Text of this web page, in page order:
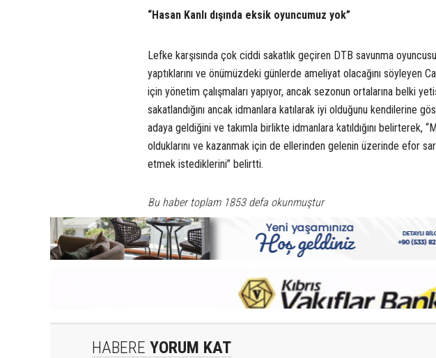
“Hasan Kanlı dışında eksik oyuncumuz yok”
Lefke karşısında çok ciddi sakatlık geçiren DTB savunma
yaptıklarını ve önümüzdeki günlerde ameliyat olacağını söyleyen
için yönetim çalışmaları yapıyor, ancak sezonun ortalarına belki
sakatlandığını ancak idmanlara katılarak iyi olduğunu kendilerine
adaya geldiğini ve takımla birlikte idmanlara katıldığını belirterek,
olduklarını ve kazanmak için de ellerinden gelenin üzerinde efor
etmek istediklerini” belirtti.
Bu haber toplam 1853 defa okunmuştur
HABERE YORUM KAT
S